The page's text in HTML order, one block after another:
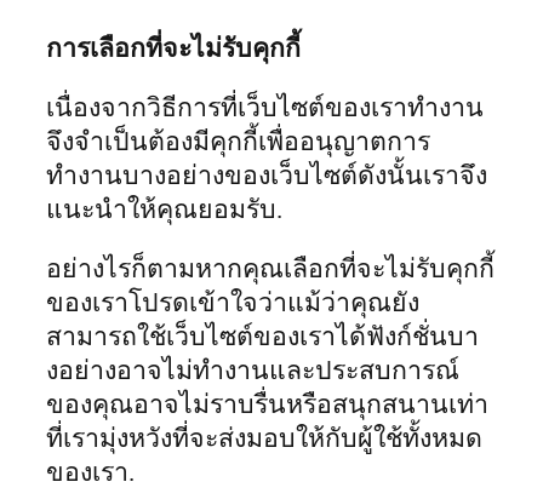
การเลือกที่จะไม่รับคุกกี้
เนื่องจากวิธีการที่เว็บไซต์ของเราทำงาน
จึงจำเป็นต้องมีคุกกี้เพื่ออนุญาตการ
ทำงานบางอย่างของเว็บไซต์ดังนั้นเราจึง
แนะนำให้คุณยอมรับ.
อย่างไรก็ตามหากคุณเลือกที่จะไม่รับคุกกี้
ของเราโปรดเข้าใจว่าแม้ว่าคุณยัง
สามารถใช้เว็บไซต์ของเราได้ฟังก์ชั่นบา
งอย่างอาจไม่ทำงานและประสบการณ์
ของคุณอาจไม่ราบรื่นหรือสนุกสนานเท่า
ที่เรามุ่งหวังที่จะส่งมอบให้กับผู้ใช้ทั้งหมด
ของเรา.